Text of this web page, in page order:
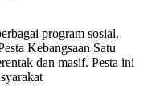
program sosial.
Kebangsaan Satu
dan masif. Pesta ini